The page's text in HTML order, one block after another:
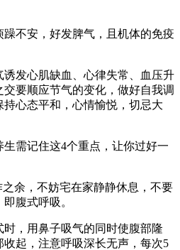
躁不安，好发脾气，且机体的免疫
发心肌缺血、心律失常、血压升
要顺应节气的变化，做好自我调
心态平和，心情愉悦，切忌大
余，不妨宅在家静静休息，不要
腹式呼吸。
，用鼻子吸气的同时使腹部隆
起，注意呼吸深长无声，每次5